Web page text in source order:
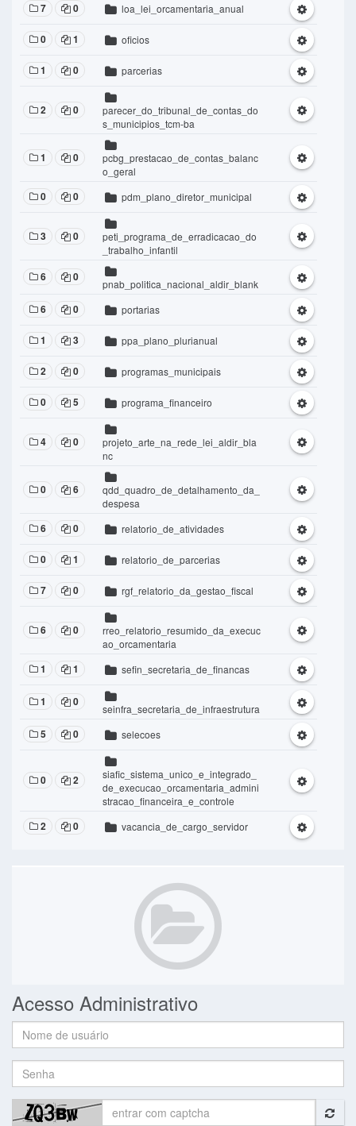
7 0 loa_lei_orcamentaria_anual
0 1 oficios
1 0 parcerias
2 0
parecer_do_tribunal_de_contas_do
s_municipios_tcm-ba
1 0
pcbg_prestacao_de_contas_balanc
o_geral
0 0 pdm_plano_diretor_municipal
3 0
peti_programa_de_erradicacao_do
_trabalho_infantil
6 0
pnab_politica_nacional_aldir_blank
6 0 portarias
1 3 ppa_plano_plurianual
2 0 programas_municipais
0 5 programa_financeiro
4 0
projeto_arte_na_rede_lei_aldir_bla
nc
0 6
qdd_quadro_de_detalhamento_da_
despesa
6 0 relatorio_de_atividades
0 1 relatorio_de_parcerias
7 0 rgf_relatorio_da_gestao_fiscal
6 0
rreo_relatorio_resumido_da_execuc
ao_orcamentaria
1 1 sefin_secretaria_de_financas
1 0
seinfra_secretaria_de_infraestrutura
5 0 selecoes
0 2
siafic_sistema_unico_e_integrado_
de_execucao_orcamentaria_admini
stracao_financeira_e_controle
2 0 vacancia_de_cargo_servidor
Acesso Administrativo
Nome
Senha: